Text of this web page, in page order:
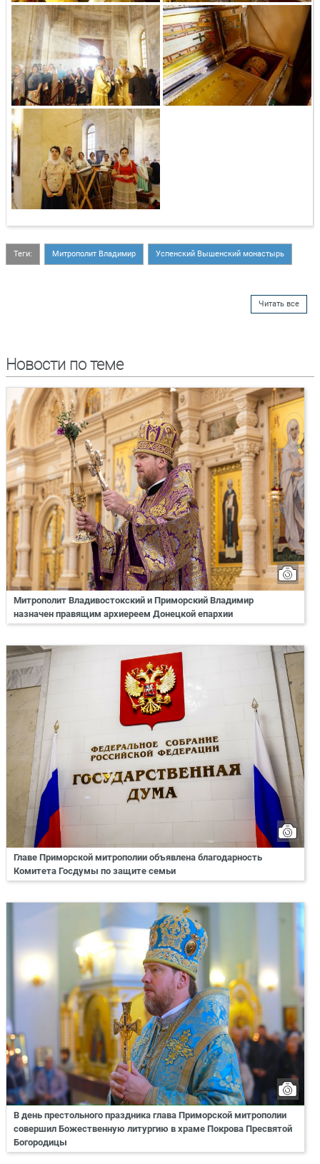
Теги: Митрополит Владимир Успенский Вышенский монастырь
Читать все
Новости по теме
Митрополит Владивостокский и Приморский Владимир
назначен правящим архиереем Донецкой епархии
Главе Приморской митрополии объявлена благодарность
Комитета Госдумы по защите семьи
В день престольного праздника глава Приморской митрополии
совершил Божественную литургию в храме Покрова Пресвятой
Богородицы